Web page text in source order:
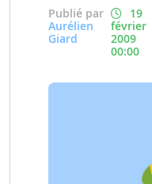
Publié par
Aurélien
Giard
19
février
2009
00:00